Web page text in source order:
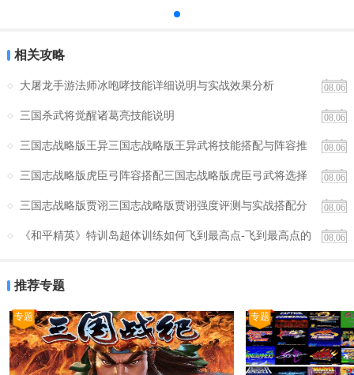
相关攻略
08.06
大屠龙手游法师冰咆哮技能详细说明与实战效果分析
08.06
三国杀武将觉醒诸葛亮技能说明
08.06
三国志战略版王异三国志战略版王异武将技能搭配与阵容推
08.06
三国志战略版虎臣弓阵容搭配三国志战略版虎臣弓武将选择
08.06
三国志战略版贾诩三国志战略版贾诩强度评测与实战搭配分
08.06
《和平精英》特训岛超体训练如何飞到最高点-飞到最高点的
推荐专题
专题 专题